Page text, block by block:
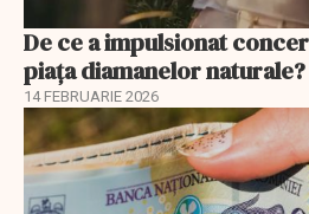
De ce a impulsionat
piața diamanelor naturale?
14 FEBRUARIE 2026